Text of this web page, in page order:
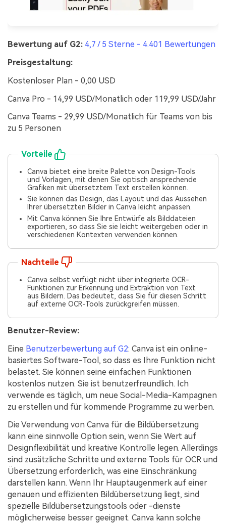
Bewertung auf G2: 4,7 / 5 Sterne - 4.401 Bewertungen
Preisgestaltung:
Kostenloser Plan - 0,00 USD
Canva Pro - 14,99 USD/Monatlich oder 119,99 USD/Jahr
Canva Teams - 29,99 USD/Monatlich für Teams von bis
zu 5 Personen
Vorteile
Canva bietet eine breite Palette von Design-Tools
und Vorlagen, mit denen Sie optisch ansprechende
Grafiken mit übersetztem Text erstellen können.
Sie können das Design, das Layout und das Aussehen
Ihrer übersetzten Bilder in Canva leicht anpassen.
Mit Canva können Sie Ihre Entwürfe als Bilddateien
exportieren, so dass Sie sie leicht weitergeben oder in
verschiedenen Kontexten verwenden können.
Nachteile
Canva selbst verfügt nicht über integrierte OCR-
Funktionen zur Erkennung und Extraktion von Text
aus Bildern. Das bedeutet, dass Sie für diesen Schritt
auf externe OCR-Tools zurückgreifen müssen.
Benutzer-Review:
Eine Benutzerbewertung auf G2: Canva ist ein online-
basiertes Software-Tool, so dass es Ihre Funktion nicht
belastet. Sie können seine einfachen Funktionen
kostenlos nutzen. Sie ist benutzerfreundlich. Ich
verwende es täglich, um neue Social-Media-Kampagnen
zu erstellen und für kommende Programme zu werben.
Die Verwendung von Canva für die Bildübersetzung
kann eine sinnvolle Option sein, wenn Sie Wert auf
Designflexibilität und kreative Kontrolle legen. Allerdings
sind zusätzliche Schritte und externe Tools für OCR und
Übersetzung erforderlich, was eine Einschränkung
darstellen kann. Wenn Ihr Hauptaugenmerk auf einer
genauen und effizienten Bildübersetzung liegt, sind
spezielle Bildübersetzungstools oder -dienste
möglicherweise besser geeignet. Canva kann solche